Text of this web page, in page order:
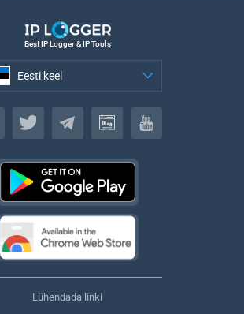
Best IP Logger & IP Tools
Eesti keel
Eesti keel
Lühendada linki